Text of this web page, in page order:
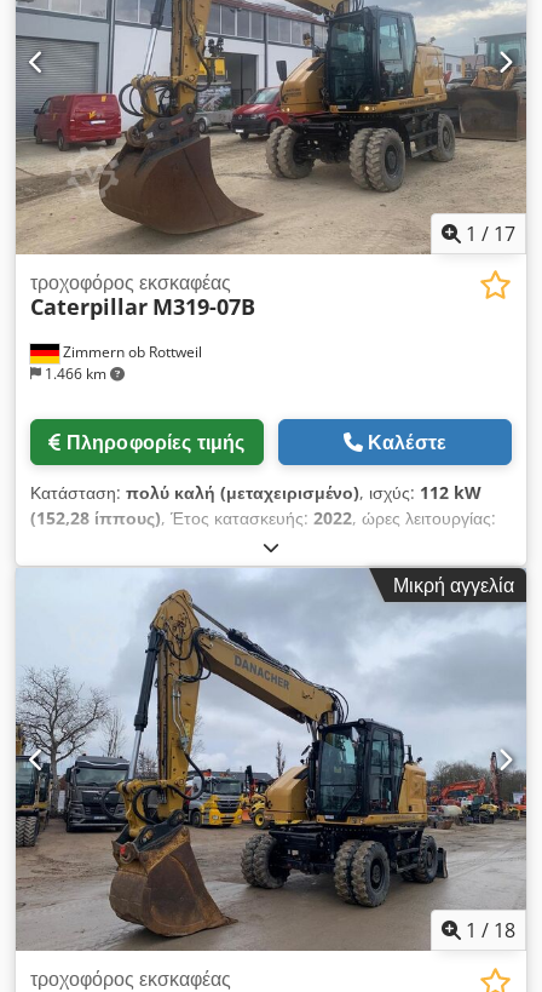
Κεντρικό σύστημα λίπανσης Codpfjzd S N Aox Ahijha
Υδραυλικό κουβαδάκι τάφρου, πλάτος 2,00 μ. Μέγεθος
ελαστικών: 10.00-20, περίπου 30-40% υπόλοιπο Στήριξη με
ασπίδα Κινητήρας 120 kW CE Λειτουργικό βάρος: 20,5 τόνους
1 / 17
Zimmern ob Rottweil
1.466 km
τροχοφόρος εκσκαφέας
Caterpillar M319-07B
Πληροφορίες τιμής Καλέστε
Κατάσταση: πολύ καλή (μεταχειρισμένο), ισχύς: 112 kW
(152,28 ίππους), Έτος κατασκευής: 2022, ώρες λειτουργίας:
κλιματισμός
Έτος κατασκευής: 2022 Ώρες λειτουργίας: 2.857 ώρες Κλειστή
καμπίνα Κλιματισμός Ραδιόφωνο Πίσω και πλευρική κάμερα
Μεταβαλλόμενος βραχίονας Βραχίονας: 2,50 μ. Πλήρης
σωληνώσεις (σφυρί, γκρέιφερ, ψαλίδα) Ταχυσύνδεσμος
OQ70/55 1 x κουβάς Cjdpfxoyin Dbo Ahieha Κεντρικό
σύστημα λίπανσης Μέγεθος ελαστικών: 10.00-20, περίπου
30% υπόλοιπο Στήριγμα λεπίδας Κινητήρας με 129 kW CE
Λειτουργικό βάρος: 19 τόνους
Μικρή αγγελία
1 / 18
τροχοφόρος εκσκαφέας